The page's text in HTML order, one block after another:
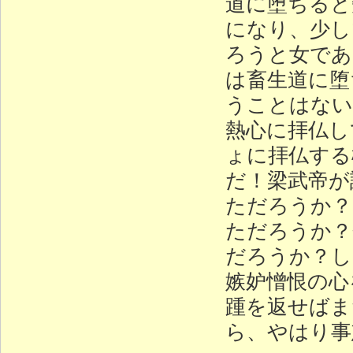
になり、少
ろうと女で
は畜生道に
うことはな
熱心に拝仏
ょに拝仏す
だ！梁武帝
ただろうか
ただろうか
だろうか？
嫉妒憎恨の
踵を返せば
ら、やはり